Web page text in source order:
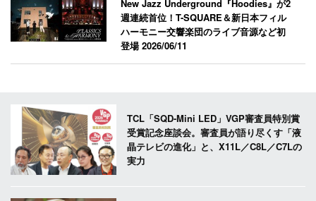
New Jazz Underground『Hoodies』が2
週連続首位！T-SQUARE＆新日本フィル
ハーモニー交響楽団のライブ音源など初
登場2026/06/11
TCL「SQD-Mini LED」VGP審査員特別賞
受賞記念座談会。審査員が語り尽くす「液
晶テレビの進化」と、X11L／C8L／C7Lの
実力